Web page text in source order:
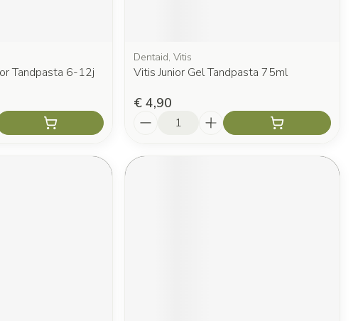
Tandpasta 6-12j
Dentaid, Vitis
Vitis Junior Gel Tandpasta 75ml
€ 4,90